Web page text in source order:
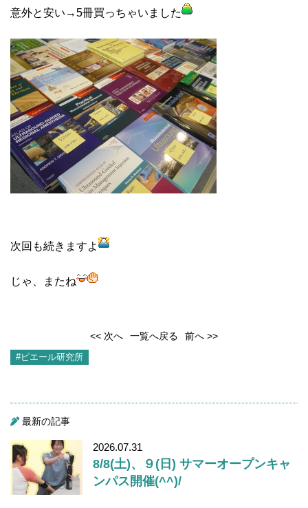
意外と安い→5冊買っちゃいました
次回も続きますよ
じゃ、またね
<< 次へ 一覧へ戻る 前へ >>
#ピエール研究所
最新の記事
2026.07.31
8/8(土)、９(日) サマーオープンキャ
ンパス開催(^^)/